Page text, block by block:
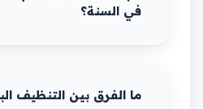
في السنة؟
ما الفرق بين التنظيف